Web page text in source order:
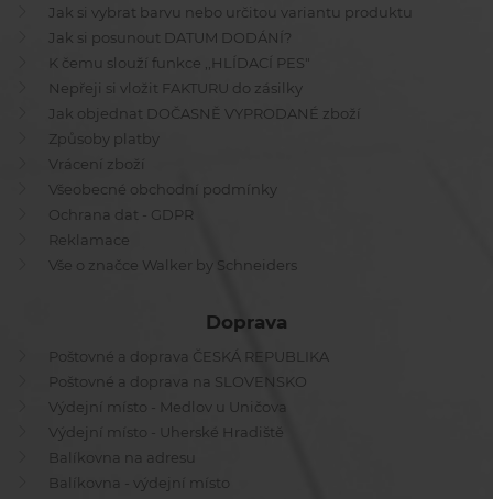
Jak si vybrat barvu nebo určitou variantu produktu
Jak si posunout DATUM DODÁNÍ?
K čemu slouží funkce ,,HLÍDACÍ PES"
Nepřeji si vložit FAKTURU do zásilky
Jak objednat DOČASNĚ VYPRODANÉ zboží
Způsoby platby
Vrácení zboží
Všeobecné obchodní podmínky
Ochrana dat - GDPR
Reklamace
Vše o značce Walker by Schneiders
Doprava
Poštovné a doprava ČESKÁ REPUBLIKA
Poštovné a doprava na SLOVENSKO
Výdejní místo - Medlov u Uničova
Výdejní místo - Uherské Hradiště
Balíkovna na adresu
Balíkovna - výdejní místo